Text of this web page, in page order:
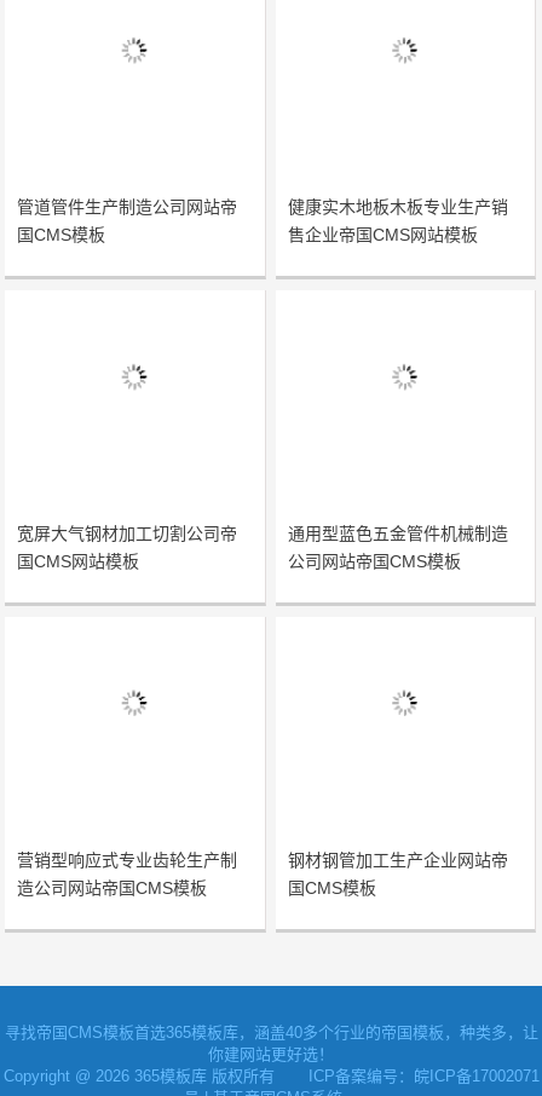
管道管件生产制造公司网站帝
国CMS模板
健康实木地板木板专业生产销
售企业帝国CMS网站模板
宽屏大气钢材加工切割公司帝
国CMS网站模板
通用型蓝色五金管件机械制造
公司网站帝国CMS模板
营销型响应式专业齿轮生产制
造公司网站帝国CMS模板
钢材钢管加工生产企业网站帝
国CMS模板
寻找帝国CMS模板首选365模板库，涵盖40多个行业的帝国模板，种类多，让
你建网站更好选！
Copyright @ 2026 365模板库 版权所有
ICP备案编号：皖ICP备17002071